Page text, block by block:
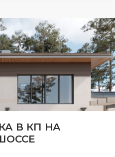
В КП НА